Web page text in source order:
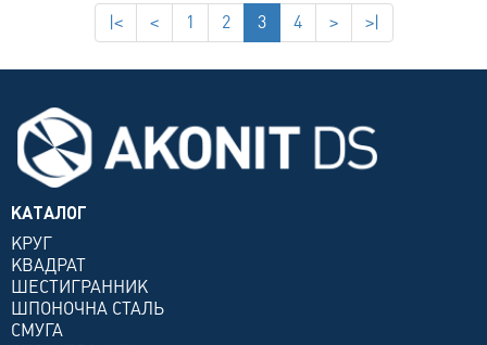
|< < 1 2 3 4 > >|
КАТАЛОГ
КРУГ
КВАДРАТ
ШЕСТИГРАННИК
ШПОНОЧНА СТАЛЬ
СМУГА